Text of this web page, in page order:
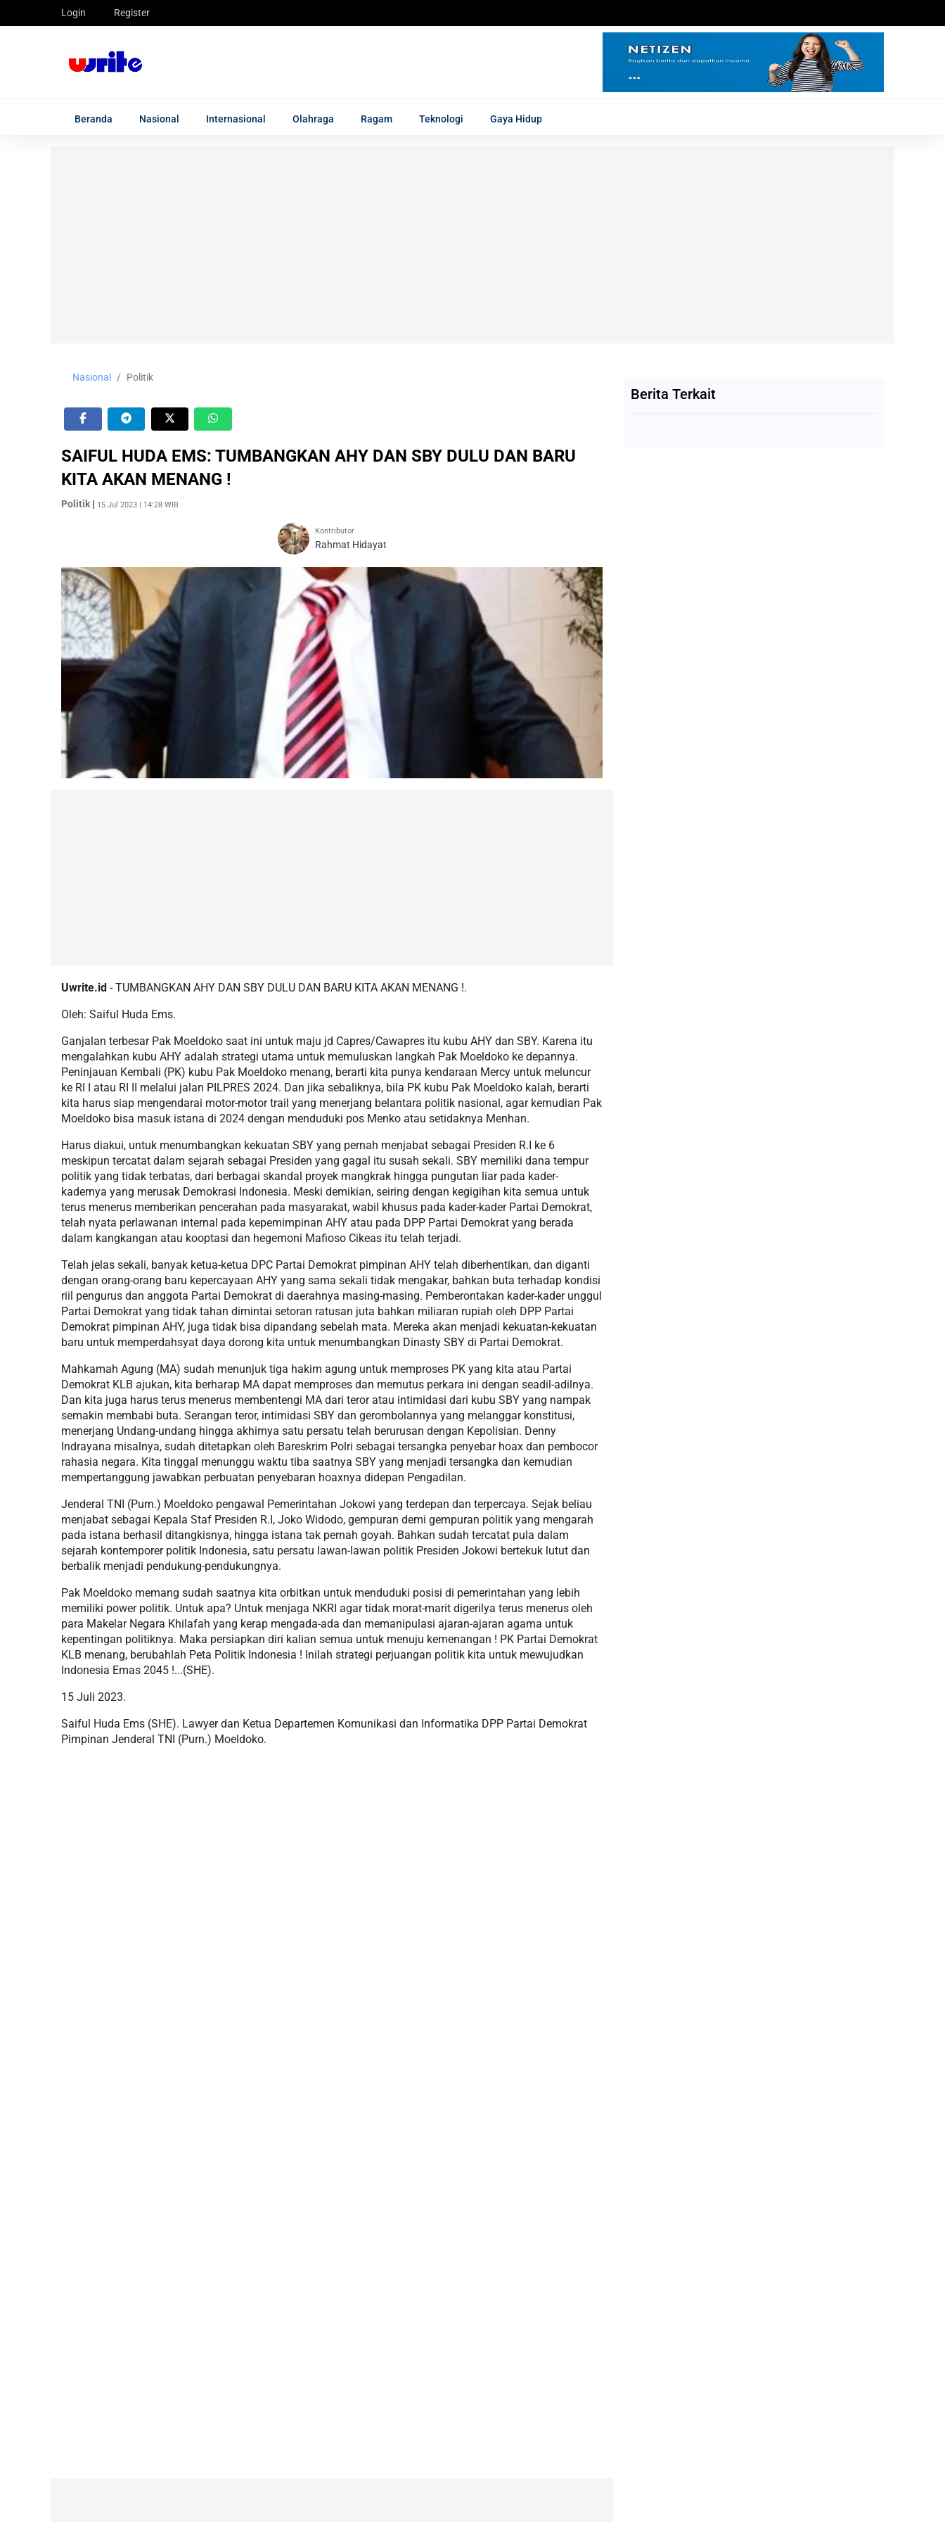
Login Register
Beranda Nasional Internasional Olahraga Ragam Teknologi Gaya Hidup
Nasional Politik
SAIFUL HUDA EMS: TUMBANGKAN AHY DAN SBY DULU DAN BARU
KITA AKAN MENANG !
Politik | 15 Jul 2023 | 14:28 WIB
Kontributor
Rahmat Hidayat
Uwrite.id - TUMBANGKAN AHY DAN SBY DULU DAN BARU KITA AKAN MENANG !.
Oleh: Saiful Huda Ems.
Ganjalan terbesar Pak Moeldoko saat ini untuk maju jd Capres/Cawapres itu kubu AHY dan SBY. Karena itu
mengalahkan kubu AHY adalah strategi utama untuk memuluskan langkah Pak Moeldoko ke depannya.
Peninjauan Kembali (PK) kubu Pak Moeldoko menang, berarti kita punya kendaraan Mercy untuk meluncur
ke RI I atau RI II melalui jalan PILPRES 2024. Dan jika sebaliknya, bila PK kubu Pak Moeldoko kalah, berarti
kita harus siap mengendarai motor-motor trail yang menerjang belantara politik nasional, agar kemudian Pak
Moeldoko bisa masuk istana di 2024 dengan menduduki pos Menko atau setidaknya Menhan.
Harus diakui, untuk menumbangkan kekuatan SBY yang pernah menjabat sebagai Presiden R.I ke 6
meskipun tercatat dalam sejarah sebagai Presiden yang gagal itu susah sekali. SBY memiliki dana tempur
politik yang tidak terbatas, dari berbagai skandal proyek mangkrak hingga pungutan liar pada kader-
kadernya yang merusak Demokrasi Indonesia. Meski demikian, seiring dengan kegigihan kita semua untuk
terus menerus memberikan pencerahan pada masyarakat, wabil khusus pada kader-kader Partai Demokrat,
telah nyata perlawanan internal pada kepemimpinan AHY atau pada DPP Partai Demokrat yang berada
dalam kangkangan atau kooptasi dan hegemoni Mafioso Cikeas itu telah terjadi.
Telah jelas sekali, banyak ketua-ketua DPC Partai Demokrat pimpinan AHY telah diberhentikan, dan diganti
dengan orang-orang baru kepercayaan AHY yang sama sekali tidak mengakar, bahkan buta terhadap kondisi
riil pengurus dan anggota Partai Demokrat di daerahnya masing-masing. Pemberontakan kader-kader unggul
Partai Demokrat yang tidak tahan dimintai setoran ratusan juta bahkan miliaran rupiah oleh DPP Partai
Demokrat pimpinan AHY, juga tidak bisa dipandang sebelah mata. Mereka akan menjadi kekuatan-kekuatan
baru untuk memperdahsyat daya dorong kita untuk menumbangkan Dinasty SBY di Partai Demokrat.
Mahkamah Agung (MA) sudah menunjuk tiga hakim agung untuk memproses PK yang kita atau Partai
Demokrat KLB ajukan, kita berharap MA dapat memproses dan memutus perkara ini dengan seadil-adilnya.
Dan kita juga harus terus menerus membentengi MA dari teror atau intimidasi dari kubu SBY yang nampak
semakin membabi buta. Serangan teror, intimidasi SBY dan gerombolannya yang melanggar konstitusi,
menerjang Undang-undang hingga akhirnya satu persatu telah berurusan dengan Kepolisian. Denny
Indrayana misalnya, sudah ditetapkan oleh Bareskrim Polri sebagai tersangka penyebar hoax dan pembocor
rahasia negara. Kita tinggal menunggu waktu tiba saatnya SBY yang menjadi tersangka dan kemudian
mempertanggung jawabkan perbuatan penyebaran hoaxnya didepan Pengadilan.
Jenderal TNI (Purn.) Moeldoko pengawal Pemerintahan Jokowi yang terdepan dan terpercaya. Sejak beliau
menjabat sebagai Kepala Staf Presiden R.I, Joko Widodo, gempuran demi gempuran politik yang mengarah
pada istana berhasil ditangkisnya, hingga istana tak pernah goyah. Bahkan sudah tercatat pula dalam
sejarah kontemporer politik Indonesia, satu persatu lawan-lawan politik Presiden Jokowi bertekuk lutut dan
berbalik menjadi pendukung-pendukungnya.
Pak Moeldoko memang sudah saatnya kita orbitkan untuk menduduki posisi di pemerintahan yang lebih
memiliki power politik. Untuk apa? Untuk menjaga NKRI agar tidak morat-marit digerilya terus menerus oleh
para Makelar Negara Khilafah yang kerap mengada-ada dan memanipulasi ajaran-ajaran agama untuk
kepentingan politiknya. Maka persiapkan diri kalian semua untuk menuju kemenangan ! PK Partai Demokrat
KLB menang, berubahlah Peta Politik Indonesia ! Inilah strategi perjuangan politik kita untuk mewujudkan
Indonesia Emas 2045 !...(SHE).
15 Juli 2023.
Saiful Huda Ems (SHE). Lawyer dan Ketua Departemen Komunikasi dan Informatika DPP Partai Demokrat
Pimpinan Jenderal TNI (Purn.) Moeldoko.
Berita Terkait